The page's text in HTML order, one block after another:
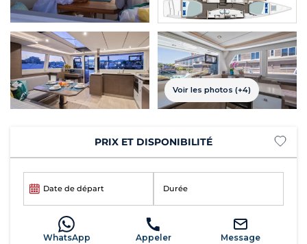
Voir les photos (+4)
PRIX ET DISPONIBILITÉ
Date de départ Durée
WhatsApp Appeler Message